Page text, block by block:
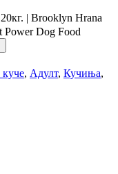
| Brooklyn Hrana
Power Dog Food
куче, Адулт, Кучиња,